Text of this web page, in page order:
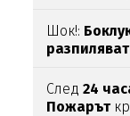
Шок!:
След 24
Пожарът